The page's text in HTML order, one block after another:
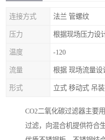
连接方式 法兰 管螺纹
压力 根据现场压力设
温度 -120
流量 根据 现场流量设
形式 立式 移动式 吊
CO2二氧化碳过滤器主要
过滤，向混合机提供符合